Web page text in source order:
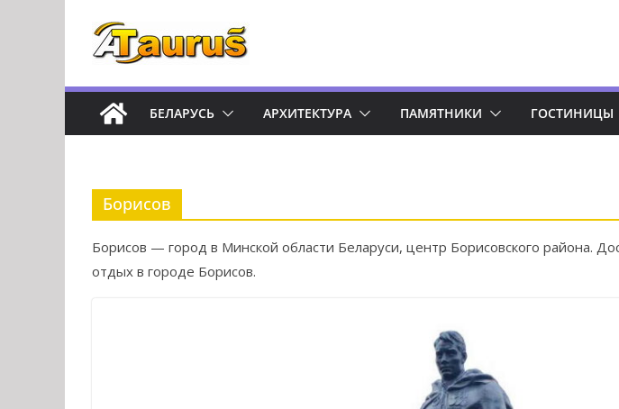
содержимому
БЕЛАРУСЬ АРХИТЕКТУРА ПАМЯТНИКИ ГОСТИНИЦЫ
Борисов
Борисов — город в Минской области Беларуси, центр Борисовского района.
отдых в городе Борисов.